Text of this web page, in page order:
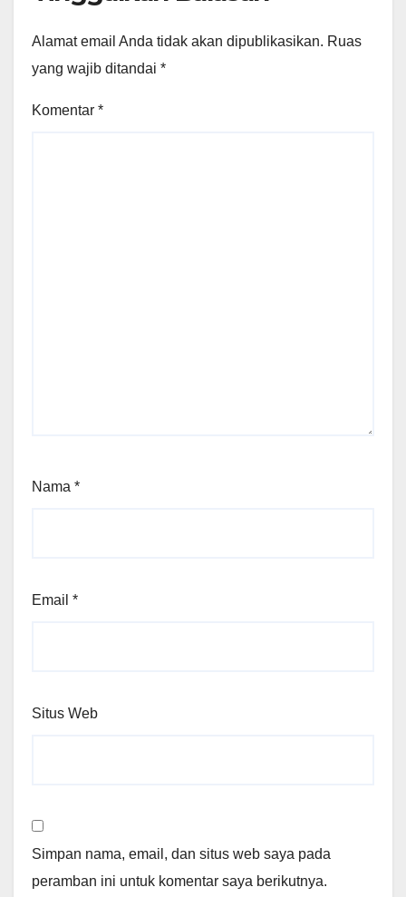
Alamat email Anda tidak akan dipublikasikan. Ruas
yang wajib ditandai *
Komentar *
Nama *
Email *
Situs Web
Simpan nama, email, dan situs web saya pada
peramban ini untuk komentar saya berikutnya.